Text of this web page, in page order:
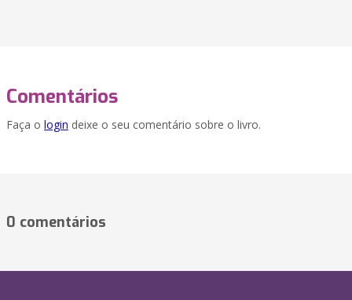
Comentários
Faça o login deixe o seu comentário sobre o livro.
0 comentários